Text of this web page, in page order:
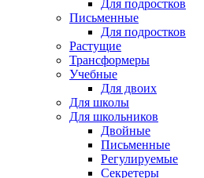
Для подростков
Письменные
Для подростков
Растущие
Трансформеры
Учебные
Для двоих
Для школы
Для школьников
Двойные
Письменные
Регулируемые
Секретеры